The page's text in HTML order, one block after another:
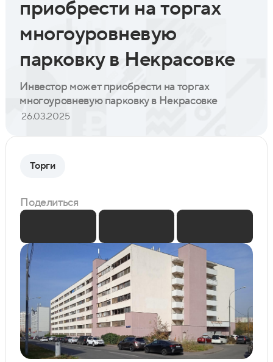
приобрести на торгах
многоуровневую
парковку в Некрасовке
Инвестор может приобрести на торгах
многоуровневую парковку в Некрасовке
26.03.2025
Торги
Поделиться